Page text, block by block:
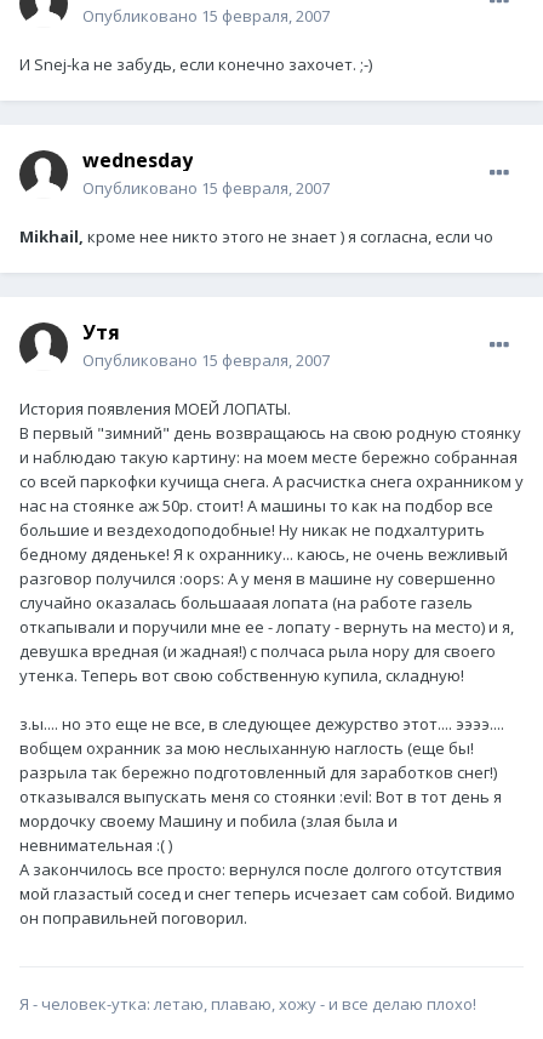
Опубликовано 15 февраля, 2007
И Snej-ka не забудь, если конечно захочет. ;-)
wednesday
Опубликовано 15 февраля, 2007
Mikhail, кроме нее никто этого не знает ) я согласна, если чо
Утя
Опубликовано 15 февраля, 2007
История появления МОЕЙ ЛОПАТЫ.
В первый "зимний" день возвращаюсь на свою родную стоянку
и наблюдаю такую картину: на моем месте бережно собранная
со всей паркофки кучища снега. А расчистка снега охранником у
нас на стоянке аж 50р. стоит! А машины то как на подбор все
большие и вездеходоподобные! Ну никак не подхалтурить
бедному дяденьке! Я к охраннику... каюсь, не очень вежливый
разговор получился :oops: А у меня в машине ну совершенно
случайно оказалась большааая лопата (на работе газель
откапывали и поручили мне ее - лопату - вернуть на место) и я,
девушка вредная (и жадная!) с полчаса рыла нору для своего
утенка. Теперь вот свою собственную купила, складную!
з.ы.... но это еще не все, в следующее дежурство этот.... ээээ....
вобщем охранник за мою неслыханную наглость (еще бы!
разрыла так бережно подготовленный для заработков снег!)
отказывался выпускать меня со стоянки :evil: Вот в тот день я
мордочку своему Машину и побила (злая была и
невнимательная :( )
А закончилось все просто: вернулся после долгого отсутствия
мой глазастый сосед и снег теперь исчезает сам собой. Видимо
он поправильней поговорил.
Я - человек-утка: летаю, плаваю, хожу - и все делаю плохо!